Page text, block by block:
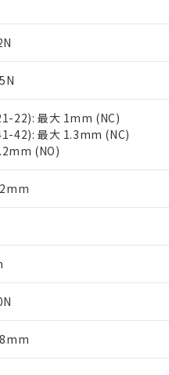
22): 最大 1mm (NC)
42): 最大 1.3mm (NC)
(NO)